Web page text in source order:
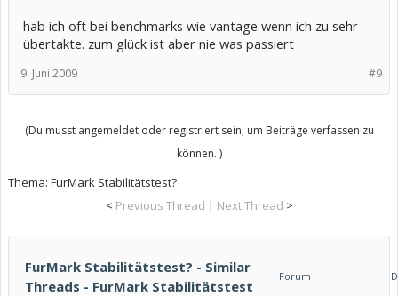
hab ich oft bei benchmarks wie vantage wenn ich zu sehr
übertakte. zum glück ist aber nie was passiert
#9
9. Juni 2009
(Du musst angemeldet oder registriert sein, um Beiträge verfassen zu
können. )
Thema: FurMark Stabilitätstest?
< Previous Thread | Next Thread >
FurMark Stabilitätstest? - Similar
Threads - FurMark Stabilitätstest
Forum